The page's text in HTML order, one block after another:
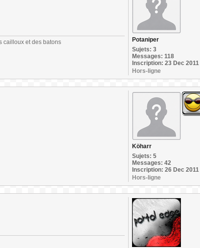
cailloux et des batons
Potaniper
Sujets: 3
Messages: 118
Inscription: 23 Dec 2011
Hors-ligne
Köharr
Sujets: 5
Messages: 42
Inscription: 26 Dec 2011
Hors-ligne